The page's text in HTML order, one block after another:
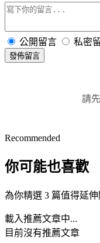
公開留言 私密
發佈留言
請先
Recommended
你可能也喜歡
為你精選 3 篇值得延
載入推薦文章中...
目前沒有推薦文章